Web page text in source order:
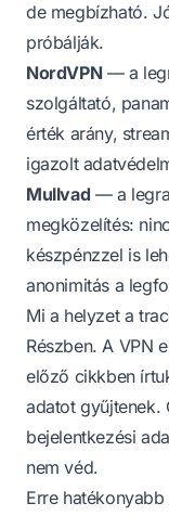
de megbízható.
próbálják.
NordVPN— a
szolgáltató,
érték arány,
igazolt
Mullvad — a
megközelítés:
készpénzzel is
anonimitás a
Mi a helyzet a
Részben. A VPN
előző cikkben
adatot gyűjtenek.
bejelentkezési
nem véd.
Erre